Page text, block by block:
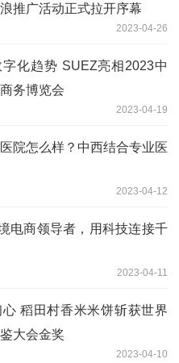
推广活动正式拉开序幕
2023-04-26
化趋势 SUEZ亮相2023中
务博览会
2023-04-19
院怎么样？中西结合专业医
2023-04-12
电商领导者，用科技连接千
2023-04-11
稻田村香米米饼斩获世界
大会金奖
2023-04-10